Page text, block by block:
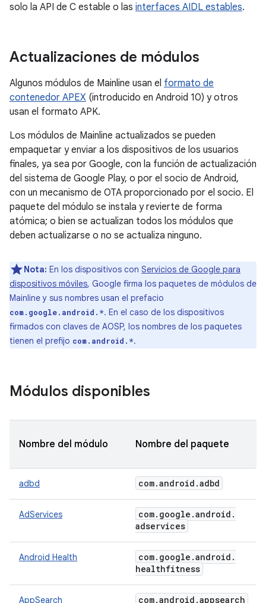
solo la API de C estable o las interfaces AIDL estables.
Actualizaciones de módulos
Algunos módulos de Mainline usan el formato de
contenedor APEX (introducido en Android 10) y otros
usan el formato APK.
Los módulos de Mainline actualizados se pueden
empaquetar y enviar a los dispositivos de los usuarios
finales, ya sea por Google, con la función de actualización
del sistema de Google Play, o por el socio de Android,
con un mecanismo de OTA proporcionado por el socio. El
paquete del módulo se instala y revierte de forma
atómica; o bien se actualizan todos los módulos que
deben actualizarse o no se actualiza ninguno.
Nota: En los dispositivos con Servicios de Google para
dispositivos móviles, Google firma los paquetes de módulos de
Mainline y sus nombres usan el prefacio
com.google.android.*. En el caso de los dispositivos
firmados con claves de AOSP, los nombres de los paquetes
tienen el prefijo com.android.*.
Módulos disponibles
Nombre del módulo Nombre del paquete
adbd com.android .adbd
AdServices com. google .android .
adservices
Android Health com. google .android .
healthfitness
AppSearch com.android .appsearch